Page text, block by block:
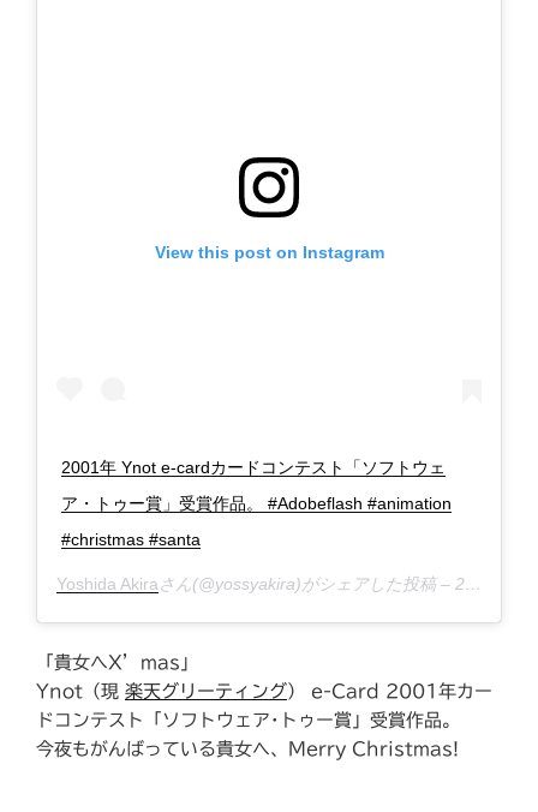
View this post on Instagram
2001年 Ynot e-cardカードコンテスト「ソフトウェ
ア・トゥー賞」受賞作品。 #Adobeflash #animation
#christmas #santa
Yoshida Akiraさん(@yossyakira)がシェアした投稿 – 2018年12月月18日午後10時38分PST
「貴女へX’mas」
Ynot（現 楽天グリーティング） e-Card 2001年カー
ドコンテスト「ソフトウェア･トゥー賞」受賞作品。
今夜もがんばっている貴女へ、Merry Christmas!